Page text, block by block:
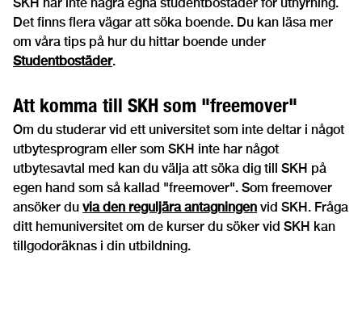
Det finns flera vägar att söka boende. Du kan läsa mer
om våra tips på hur du hittar boende under
Studentbostäder.
Att komma till SKH som "freemover"
Om du studerar vid ett universitet som inte deltar i något
utbytesprogram eller som SKH inte har något
utbytesavtal med kan du välja att söka dig till SKH på
egen hand som så kallad "freemover". Som freemover
ansöker du via den reguljära antagningen vid SKH. Fråga
ditt hemuniversitet om de kurser du söker vid SKH kan
tillgodoräknas i din utbildning.